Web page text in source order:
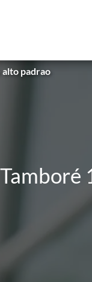
alto padrao